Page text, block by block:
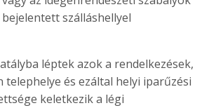
szálláshellyel
léptek azok a rendelkezések,
telephelye és ezáltal helyi iparűzési
keletkezik a légi